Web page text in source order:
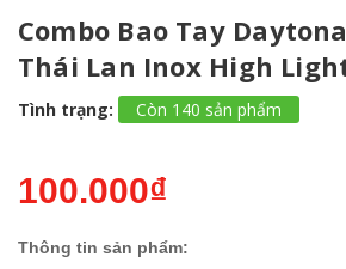
Combo Bao Tay
Thái Lan Inox High
Tình trạng: Còn 140 sản phẩm
100.000₫
Thông tin sản phẩm: